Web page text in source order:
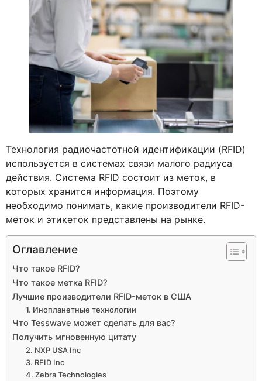
Технология радиочастотной идентификации (RFID)
используется в системах связи малого радиуса
действия. Система RFID состоит из меток, в
которых хранится информация. Поэтому
необходимо понимать, какие производители RFID-
меток и этикеток представлены на рынке.
Оглавление
Что такое RFID?
Что такое метка RFID?
Лучшие производители RFID-меток в США
1. Инопланетные технологии
Что Tesswave может сделать для вас?
Получить мгновенную цитату
2. NXP USA Inc
3. RFID Inc
4. Zebra Technologies